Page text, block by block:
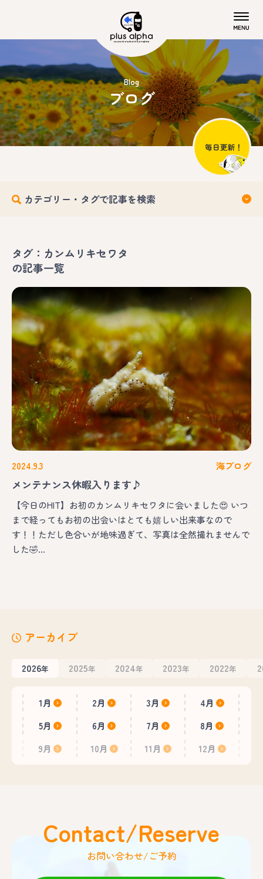
Blog
ブログ
カテゴリー・タグで記事を検索
タグ：カンムリキセワタ
の記事一覧
2024.9.3 海ブログ
メンテナンス休暇入ります♪
【今日のHIT】お初のカンムリキセワタに会いました😍 いつ
まで経ってもお初の出会いはとても嬉しい出来事なので
す！！ただし色合いが地味過ぎて、写真は全然撮れませんで
した🤣…
アーカイブ
2026年 2025年 2024年 2023年 2022年
1月 2月 3月
4月
5月
6月 7月
8月
9月
10月 11月 12月
Contact/Reserve
お問い合わせ/ご予約